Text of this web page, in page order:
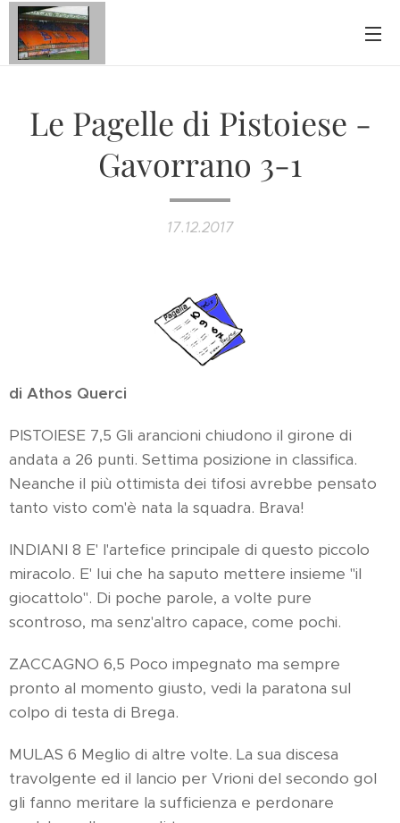
Le Pagelle di Pistoiese -
Gavorrano 3-1
17.12.2017
di Athos Querci
PISTOIESE 7,5 Gli arancioni chiudono il girone di
andata a 26 punti. Settima posizione in classifica.
Neanche il più ottimista dei tifosi avrebbe pensato
tanto visto com'è nata la squadra. Brava!
INDIANI 8 E' l'artefice principale di questo piccolo
miracolo. E' lui che ha saputo mettere insieme "il
giocattolo". Di poche parole, a volte pure
scontroso, ma senz'altro capace, come pochi.
ZACCAGNO 6,5 Poco impegnato ma sempre
pronto al momento giusto, vedi la paratona sul
colpo di testa di Brega.
MULAS 6 Meglio di altre volte. La sua discesa
travolgente ed il lancio per Vrioni del secondo gol
gli fanno meritare la sufficienza e perdonare